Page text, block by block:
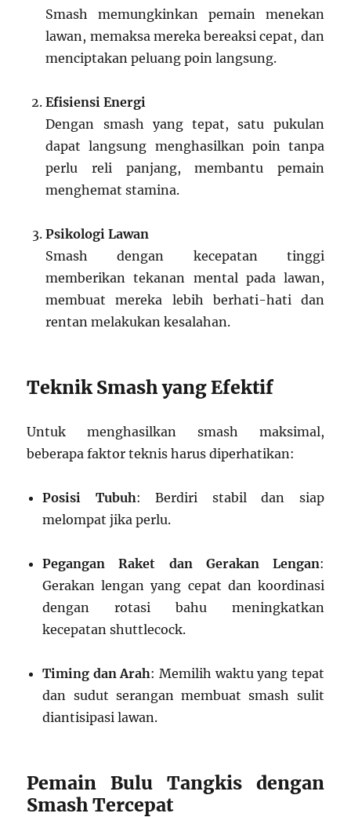
Smash memungkinkan pemain menekan
lawan, memaksa mereka bereaksi cepat, dan
menciptakan peluang poin langsung.
Efisiensi Energi
Dengan smash yang tepat, satu pukulan
dapat langsung menghasilkan poin tanpa
perlu reli panjang, membantu pemain
menghemat stamina.
Psikologi Lawan
Smash dengan kecepatan tinggi
memberikan tekanan mental pada lawan,
membuat mereka lebih berhati-hati dan
rentan melakukan kesalahan.
Teknik Smash yang Efektif
Untuk menghasilkan smash maksimal,
beberapa faktor teknis harus diperhatikan:
Posisi Tubuh: Berdiri stabil dan siap
melompat jika perlu.
Pegangan Raket dan Gerakan Lengan:
Gerakan lengan yang cepat dan koordinasi
dengan rotasi bahu meningkatkan
kecepatan shuttlecock.
Timing dan Arah: Memilih waktu yang tepat
dan sudut serangan membuat smash sulit
diantisipasi lawan.
Pemain Bulu Tangkis dengan
Smash Tercepat